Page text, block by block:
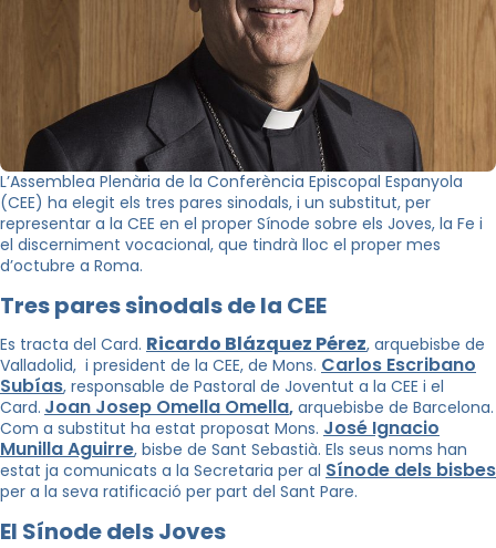
L’Assemblea Plenària de la Conferència Episcopal Espanyola
(CEE) ha elegit els tres pares sinodals, i un substitut, per
representar a la CEE en el proper Sínode sobre els Joves, la Fe i
el discerniment vocacional, que tindrà lloc el proper mes
d’octubre a Roma.
Tres pares sinodals de la CEE
Es tracta del Card. Ricardo Blázquez Pérez, arquebisbe de
Valladolid, i president de la CEE, de Mons. Carlos Escribano
Subías, responsable de Pastoral de Joventut a la CEE i el
Card. Joan Josep Omella Omella, arquebisbe de Barcelona.
Com a substitut ha estat proposat Mons. José Ignacio
Munilla Aguirre, bisbe de Sant Sebastià. Els seus noms han
estat ja comunicats a la Secretaria per al Sínode dels bisbes
per a la seva ratificació per part del Sant Pare.
El Sínode dels Joves